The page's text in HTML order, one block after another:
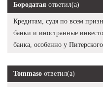
Бородатая ответил(а)
Кредитам, судя по всем
банки и иностранные
банка, особенно у
Tommaso ответил(а)